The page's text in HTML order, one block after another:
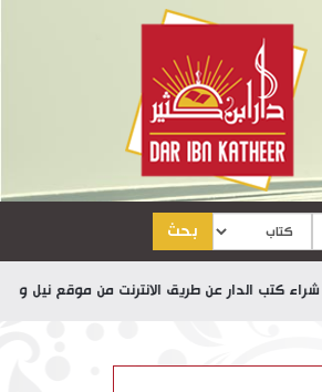
بحث
الدار عن طريق الانترنت من موقع نيل وفرات